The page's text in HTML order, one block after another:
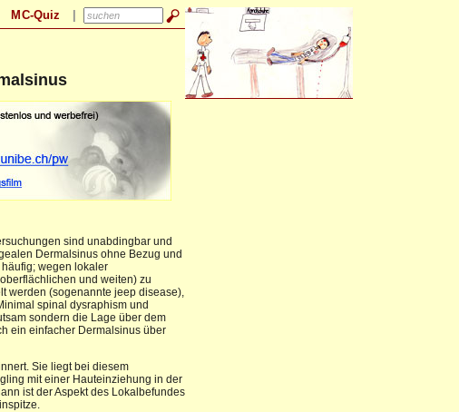
sind unabdingbar und
Dermalsinus ohne Bezug und
wegen lokaler
und weiten) zu
werden (sogenannte jeep disease),
spinal dysraphism und
sondern die Lage über dem
ein einfacher Dermalsinus über
Sie liegt bei diesem
mit einer Hauteinziehung in der
ist der Aspekt des Lokalbefundes